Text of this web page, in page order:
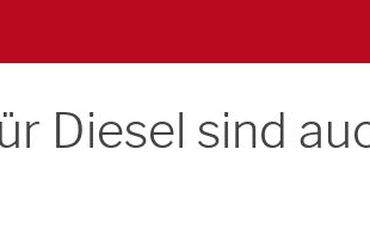
Diesel sind